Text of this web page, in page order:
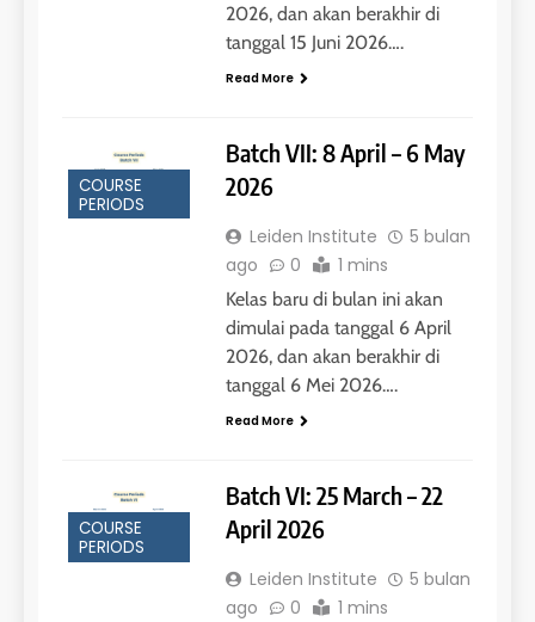
Nilai Peserta Kursus IELTS
Online
LEIDEN INSTITUTE
Online
LEIDEN INSTITUTE
2026, dan akan berakhir di
tanggal 15 Juni 2026….
Read More
COURSE
PERIODS
Batch VII: 8 April – 6 May
2026
Leiden Institute
5 bulan
ago
0 1 mins
Kelas baru di bulan ini akan
dimulai pada tanggal 6 April
2026, dan akan berakhir di
tanggal 6 Mei 2026….
Read More
COURSE
PERIODS
Batch VI: 25 March – 22
April 2026
Leiden Institute
5 bulan
ago
0 1 mins